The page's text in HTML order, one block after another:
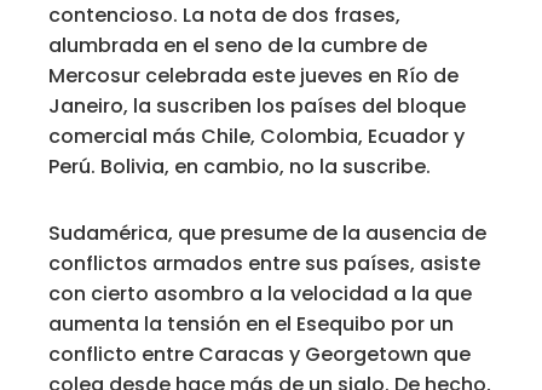
contencioso. La nota de dos frases,
alumbrada en el seno de la cumbre de
Mercosur celebrada este jueves en Río de
Janeiro, la suscriben los países del bloque
comercial más Chile, Colombia, Ecuador y
Perú. Bolivia, en cambio, no la suscribe.
Sudamérica, que presume de la ausencia de
conflictos armados entre sus países, asiste
con cierto asombro a la velocidad a la que
aumenta la tensión en el Esequibo por un
conflicto entre Caracas y Georgetown que
colea desde hace más de un siglo. De hecho,